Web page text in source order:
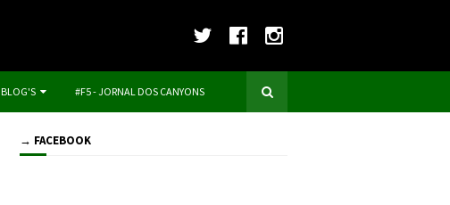
BLOG'S #F5 - JORNAL DOS CANYONS
→ FACEBOOK